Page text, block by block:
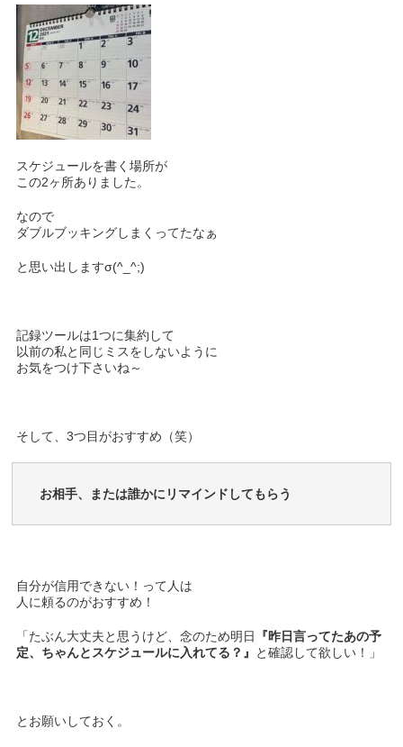
スケジュールを書く場所が
この2ヶ所ありました。
なので
ダブルブッキングしまくってたなぁ
と思い出しますσ(^_^;)
記録ツールは1つに集約して
以前の私と同じミスをしないように
お気をつけ下さいね～
そして、3つ目がおすすめ（笑）
お相手、または誰かにリマインドしてもらう
自分が信用できない！って人は
人に頼るのがおすすめ！
「たぶん大丈夫と思うけど、念のため明日
『昨日言ってたあの予
定、ちゃんとスケジュールに入れてる？』 と確認して欲しい！」
とお願いしておく。